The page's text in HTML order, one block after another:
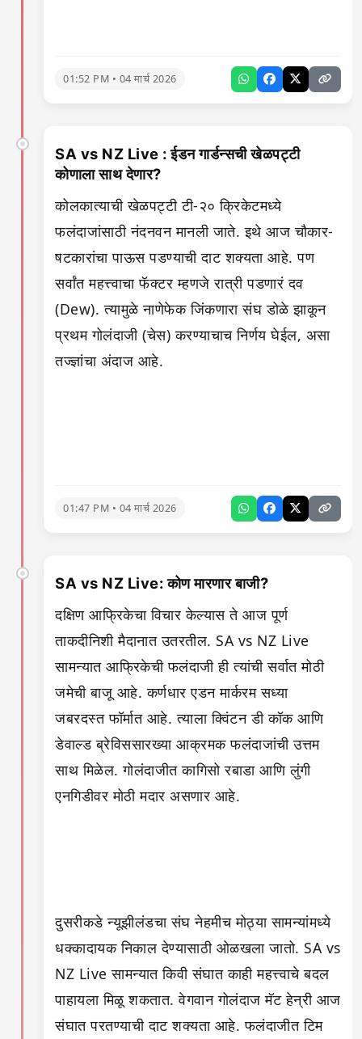
01:52 PM • 04 मार्च 2026
SA vs NZ Live : ईडन गार्डन्सची खेळपट्टी
कोणाला साथ देणार?
कोलकात्याची खेळपट्टी टी-२० क्रिकेटमध्ये
फलंदाजांसाठी नंदनवन मानली जाते. इथे आज चौकार-
षटकारांचा पाऊस पडण्याची दाट शक्यता आहे. पण
सर्वांत महत्त्वाचा फॅक्टर म्हणजे रात्री पडणारं दव
(Dew). त्यामुळे नाणेफेक जिंकणारा संघ डोळे झाकून
प्रथम गोलंदाजी (चेस) करण्याचाच निर्णय घेईल, असा
तज्ज्ञांचा अंदाज आहे.
01:47 PM • 04 मार्च 2026
SA vs NZ Live: कोण मारणार बाजी?
दक्षिण आफ्रिकेचा विचार केल्यास ते आज पूर्ण
ताकदीनिशी मैदानात उतरतील. SA vs NZ Live
सामन्यात आफ्रिकेची फलंदाजी ही त्यांची सर्वात मोठी
जमेची बाजू आहे. कर्णधार एडन मार्करम सध्या
जबरदस्त फॉर्मात आहे. त्याला क्विंटन डी कॉक आणि
डेवाल्ड ब्रेविससारख्या आक्रमक फलंदाजांची उत्तम
साथ मिळेल. गोलंदाजीत कागिसो रबाडा आणि लुंगी
एनगिडीवर मोठी मदार असणार आहे.
दुसरीकडे न्यूझीलंडचा संघ नेहमीच मोठ्या सामन्यांमध्ये
धक्कादायक निकाल देण्यासाठी ओळखला जातो. SA vs
NZ Live सामन्यात किवी संघात काही महत्त्वाचे बदल
पाहायला मिळू शकतात. वेगवान गोलंदाज मॅट हेन्री आज
संघात परतण्याची दाट शक्यता आहे. फलंदाजीत टिम